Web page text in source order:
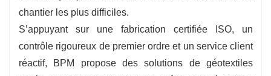
chantier les plus difficiles.
S’appuyant sur une fabrication certifiée ISO, un
contrôle rigoureux de premier ordre et un service client
réactif, BPM propose des solutions de géotextiles